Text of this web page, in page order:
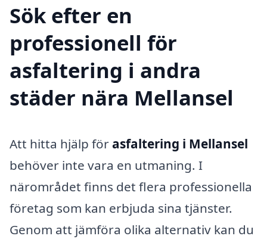
Sök efter en
professionell för
asfaltering i andra
städer nära Mellansel
Att hitta hjälp för asfaltering i Mellansel
behöver inte vara en utmaning. I
närområdet finns det flera professionella
företag som kan erbjuda sina tjänster.
Genom att jämföra olika alternativ kan du